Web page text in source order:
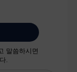
말씀하시면
.